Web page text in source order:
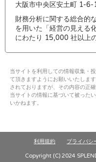
大阪市中央区安土町 1-
財務分析に関する総合的
を用いた「経営の見える
にわたり 15,000 社以上
当サイトを利用しての情報収集・
て頂きますようにお願いいたしま
されておりますが、その内容の正
当サイトの情報に基づいて被った
いかねます。
利用規約 プライバシ
Copyright (C) 2024